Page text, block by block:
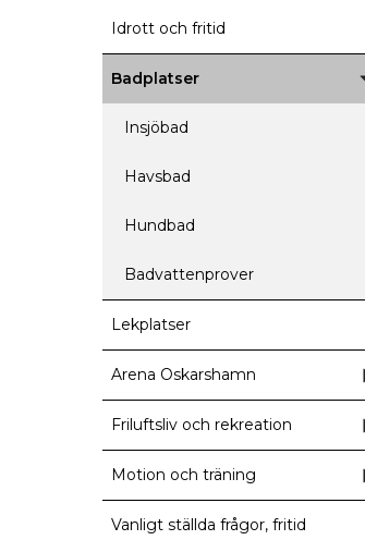
Idrott och fritid
Badplatser
Insjöbad
Havsbad
Hundbad
Badvattenprover
Lekplatser
Arena Oskarshamn
Friluftsliv och rekreation
Motion och träning
Vanligt ställda frågor, fritid